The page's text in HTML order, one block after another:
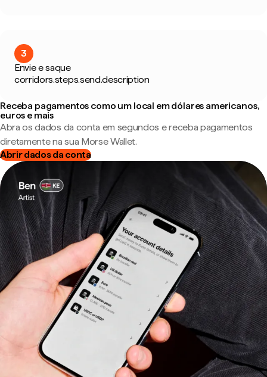
3
Envie e saque
corridors.steps.send.description
Receba pagamentos como um local em dólares americanos,
euros e mais
Abra os dados da conta em segundos e receba pagamentos
diretamente na sua Morse Wallet.
Abrir dados da conta